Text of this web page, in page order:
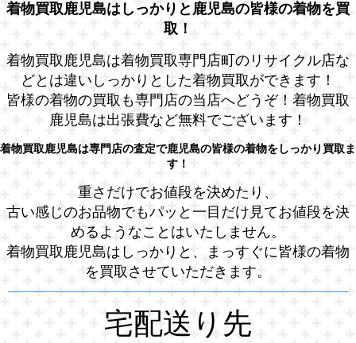
着物買取鹿児島はしっかりと鹿児島の皆様の着物を買
取！
着物買取鹿児島は着物買取専門店町のリサイクル店な
どとは違いしっかりとした着物買取ができます！
皆様の着物の買取も専門店の当店へどうぞ！着物買取
鹿児島は出張費など無料でございます！
着物買取鹿児島は専門店の査定で鹿児島の皆様の着物をしっかり買取ま
す！
重さだけでお値段を決めたり、
古い感じのお品物でもパッと一目だけ見てお値段を決
めるようなことはいたしません。
着物買取鹿児島はしっかりと、まっすぐに皆様の着物
を買取させていただきます。
宅配送り先